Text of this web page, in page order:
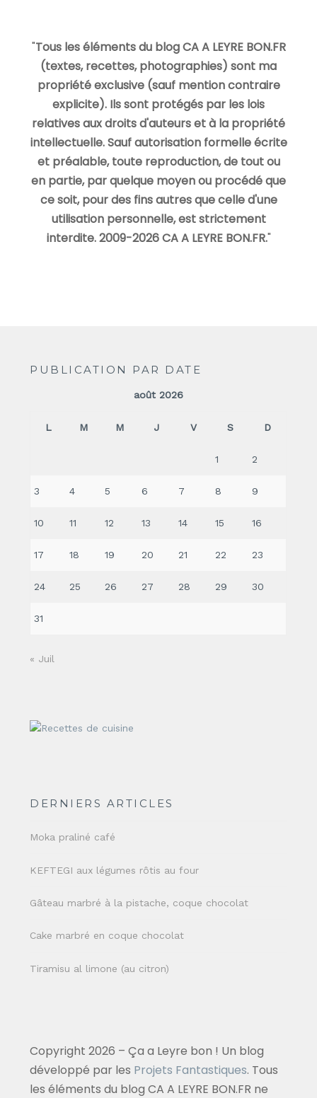
"Tous les éléments du blog CA A LEYRE BON.FR
(textes, recettes, photographies) sont ma
propriété exclusive (sauf mention contraire
explicite). Ils sont protégés par les lois
relatives aux droits d'auteurs et à la propriété
intellectuelle. Sauf autorisation formelle écrite
et préalable, toute reproduction, de tout ou
en partie, par quelque moyen ou procédé que
ce soit, pour des fins autres que celle d'une
utilisation personnelle, est strictement
interdite. 2009-2026 CA A LEYRE BON.FR."
PUBLICATION PAR DATE
août 2026
L M M J V S D
1 2
3 4 5 6 7 8 9
10 11 12 13 14 15 16
17 18 19 20 21 22 23
24 25 26 27 28 29 30
31
« Juil
DERNIERS ARTICLES
Moka praliné café
KEFTEGI aux légumes rôtis au four
Gâteau marbré à la pistache, coque chocolat
Cake marbré en coque chocolat
Tiramisu al limone (au citron)
Copyright 2026 – Ça a Leyre bon ! Un blog
développé par les Projets Fantastiques. Tous
les éléments du blog CA A LEYRE BON.FR ne